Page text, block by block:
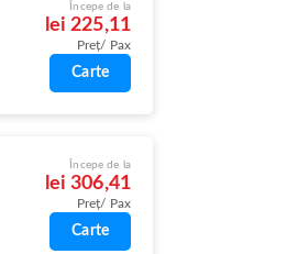
Începe de la
lei 225,11
Preț/ Pax
Carte
Începe de la
lei 306,41
Preț/ Pax
Carte